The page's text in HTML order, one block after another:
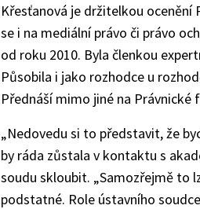
Křesťanová je držitelkou ocenění
se i na mediální právo či právo
od roku 2010. Byla členkou
Působila i jako rozhodce u
Přednáší mimo jiné na Právnické
„Nedovedu si to představit, že
by ráda zůstala v kontaktu s
soudu skloubit. „Samozřejmě to
podstatné. Role ústavního